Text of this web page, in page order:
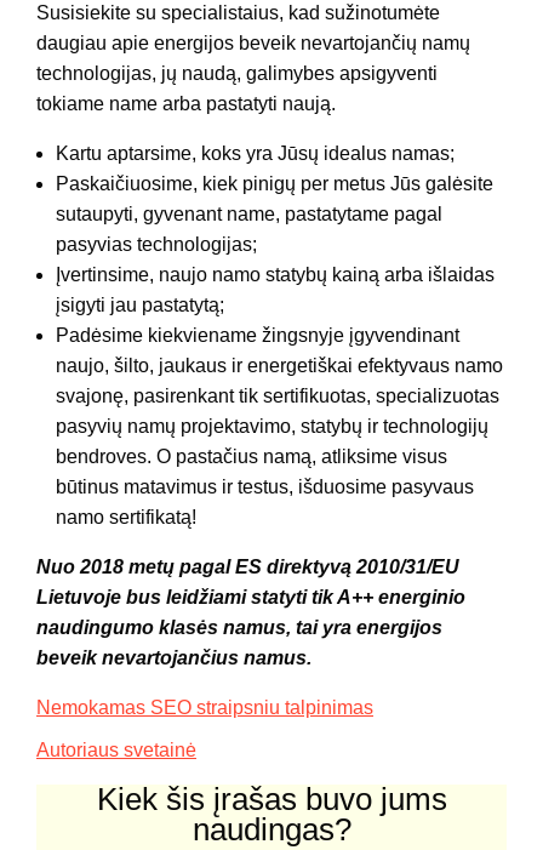
Susisiekite su specialistaius, kad sužinotumėte
daugiau apie energijos beveik nevartojančių namų
technologijas, jų naudą, galimybes apsigyventi
tokiame name arba pastatyti naują.
Kartu aptarsime, koks yra Jūsų idealus namas;
Paskaičiuosime, kiek pinigų per metus Jūs galėsite
sutaupyti, gyvenant name, pastatytame pagal
pasyvias technologijas;
Įvertinsime, naujo namo statybų kainą arba išlaidas
įsigyti jau pastatytą;
Padėsime kiekviename žingsnyje įgyvendinant
naujo, šilto, jaukaus ir energetiškai efektyvaus namo
svajonę, pasirenkant tik sertifikuotas, specializuotas
pasyvių namų projektavimo, statybų ir technologijų
bendroves. O pastačius namą, atliksime visus
būtinus matavimus ir testus, išduosime pasyvaus
namo sertifikatą!
Nuo 2018 metų pagal ES direktyvą 2010/31/EU
Lietuvoje bus leidžiami statyti tik A++ energinio
naudingumo klasės namus, tai yra energijos
beveik nevartojančius namus.
Nemokamas SEO straipsniu talpinimas
Autoriaus svetainė
Kiek šis įrašas buvo jums
naudingas?